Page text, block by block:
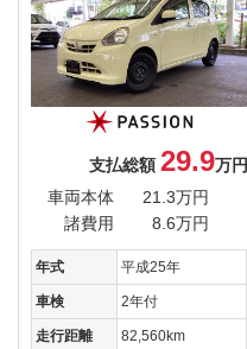
支払総額 29.9万円
車両本体
21.3万円
諸費用
8.6万円
年式 平成25年
車検 2年付
走行距離 82,560km